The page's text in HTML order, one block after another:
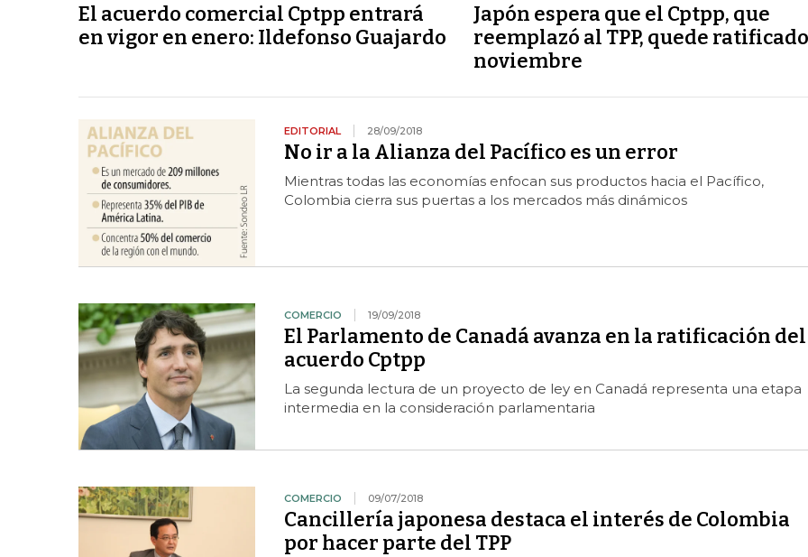
El acuerdo comercial Cptpp entrará
en vigor en enero: Ildefonso Guajardo
Japón espera que el Cptpp, que
reemplazó al TPP, quede
noviembre
EDITORIAL 28/09/2018
No ir a la Alianza del Pacífico es un error
Mientras todas las economías enfocan sus productos hacia el Pacífico,
Colombia cierra sus puertas a los mercados más dinámicos
COMERCIO 19/09/2018
El Parlamento de Canadá avanza en la ratificación del
acuerdo Cptpp
La segunda lectura de un proyecto de ley en Canadá representa una etapa
intermedia en la consideración parlamentaria
COMERCIO 09/07/2018
Cancillería japonesa destaca el interés de Colombia
por hacer parte del TPP